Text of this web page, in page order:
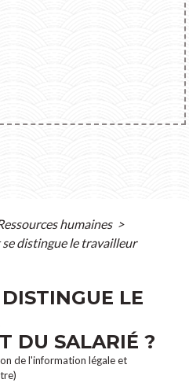
humaines >
distingue le travailleur
LE
DU SALARIÉ ?
de l'information légale et